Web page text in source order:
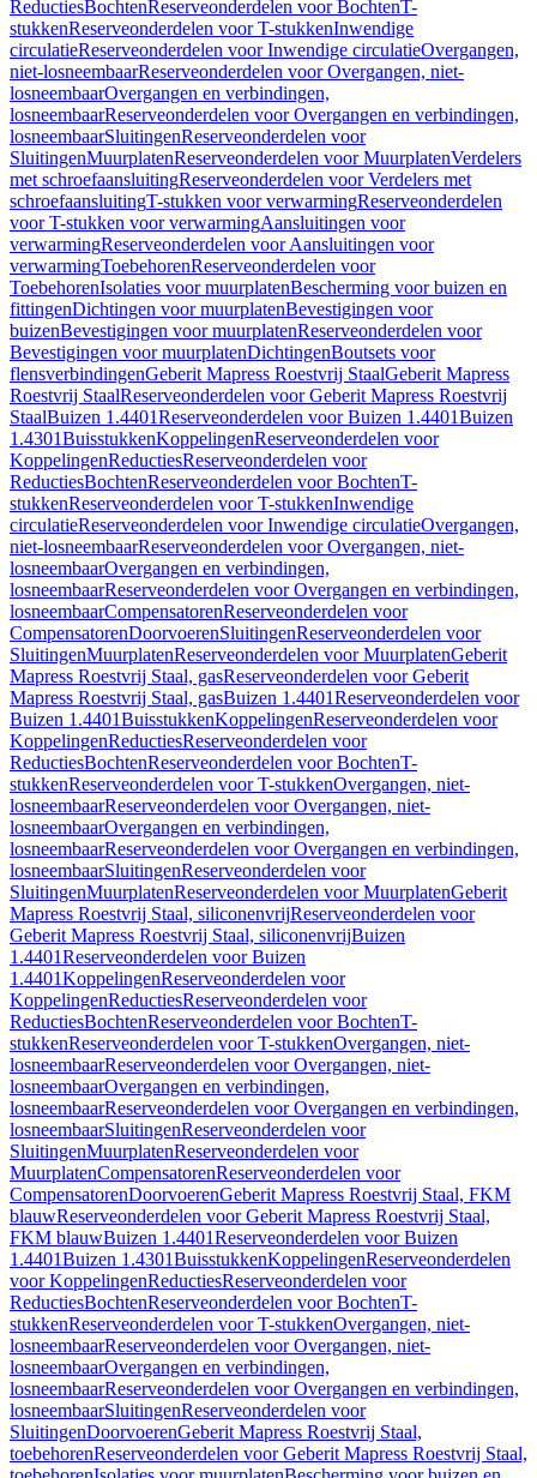
ReductiesBochtenReserveonderdelen voor BochtenT-
stukkenReserveonderdelen voor T-stukkenInwendige
circulatieReserveonderdelen voor Inwendige circulatieOvergangen,
niet-losneembaarReserveonderdelen voor Overgangen, niet-
losneembaarOvergangen en verbindingen,
losneembaarReserveonderdelen voor Overgangen en verbindingen,
losneembaarSluitingenReserveonderdelen voor
SluitingenMuurplatenReserveonderdelen voor MuurplatenVerdelers
met schroefaansluitingReserveonderdelen voor Verdelers met
schroefaansluitingT-stukken voor verwarmingReserveonderdelen
voor T-stukken voor verwarmingAansluitingen voor
verwarmingReserveonderdelen voor Aansluitingen voor
verwarmingToebehorenReserveonderdelen voor
ToebehorenIsolaties voor muurplatenBescherming voor buizen en
fittingenDichtingen voor muurplatenBevestigingen voor
buizenBevestigingen voor muurplatenReserveonderdelen voor
Bevestigingen voor muurplatenDichtingenBoutsets voor
flensverbindingenGeberit Mapress Roestvrij StaalGeberit Mapress
Roestvrij StaalReserveonderdelen voor Geberit Mapress Roestvrij
StaalBuizen 1.4401Reserveonderdelen voor Buizen 1.4401Buizen
1.4301BuisstukkenKoppelingenReserveonderdelen voor
KoppelingenReductiesReserveonderdelen voor
ReductiesBochtenReserveonderdelen voor BochtenT-
stukkenReserveonderdelen voor T-stukkenInwendige
circulatieReserveonderdelen voor Inwendige circulatieOvergangen,
niet-losneembaarReserveonderdelen voor Overgangen, niet-
losneembaarOvergangen en verbindingen,
losneembaarReserveonderdelen voor Overgangen en verbindingen,
losneembaarCompensatorenReserveonderdelen voor
CompensatorenDoorvoerenSluitingenReserveonderdelen voor
SluitingenMuurplatenReserveonderdelen voor MuurplatenGeberit
Mapress Roestvrij Staal, gasReserveonderdelen voor Geberit
Mapress Roestvrij Staal, gasBuizen 1.4401Reserveonderdelen voor
Buizen 1.4401BuisstukkenKoppelingenReserveonderdelen voor
KoppelingenReductiesReserveonderdelen voor
ReductiesBochtenReserveonderdelen voor BochtenT-
stukkenReserveonderdelen voor T-stukkenOvergangen, niet-
losneembaarReserveonderdelen voor Overgangen, niet-
losneembaarOvergangen en verbindingen,
losneembaarReserveonderdelen voor Overgangen en verbindingen,
losneembaarSluitingenReserveonderdelen voor
SluitingenMuurplatenReserveonderdelen voor MuurplatenGeberit
Mapress Roestvrij Staal, siliconenvrijReserveonderdelen voor
Geberit Mapress Roestvrij Staal, siliconenvrijBuizen
1.4401Reserveonderdelen voor Buizen
1.4401KoppelingenReserveonderdelen voor
KoppelingenReductiesReserveonderdelen voor
ReductiesBochtenReserveonderdelen voor BochtenT-
stukkenReserveonderdelen voor T-stukkenOvergangen, niet-
losneembaarReserveonderdelen voor Overgangen, niet-
losneembaarOvergangen en verbindingen,
losneembaarReserveonderdelen voor Overgangen en verbindingen,
losneembaarSluitingenReserveonderdelen voor
SluitingenMuurplatenReserveonderdelen voor
MuurplatenCompensatorenReserveonderdelen voor
CompensatorenDoorvoerenGeberit Mapress Roestvrij Staal, FKM
blauwReserveonderdelen voor Geberit Mapress Roestvrij Staal,
FKM blauwBuizen 1.4401Reserveonderdelen voor Buizen
1.4401Buizen 1.4301BuisstukkenKoppelingenReserveonderdelen
voor KoppelingenReductiesReserveonderdelen voor
ReductiesBochtenReserveonderdelen voor BochtenT-
stukkenReserveonderdelen voor T-stukkenOvergangen, niet-
losneembaarReserveonderdelen voor Overgangen, niet-
losneembaarOvergangen en verbindingen,
losneembaarReserveonderdelen voor Overgangen en verbindingen,
losneembaarSluitingenReserveonderdelen voor
SluitingenDoorvoerenGeberit Mapress Roestvrij Staal,
toebehorenReserveonderdelen voor Geberit Mapress Roestvrij Staal,